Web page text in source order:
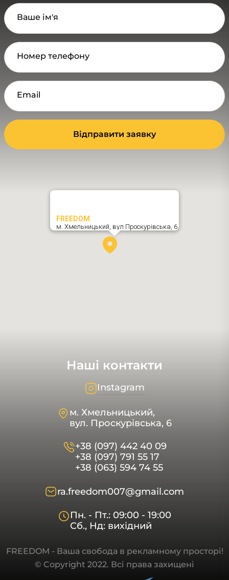
Ваше ім'я
Номер телефону
Email
Відправити заявку
Наші контакти
Instagram
м. Хмельницький,
вул. Проскурівська, 6
+38 (097) 442 40 09
+38 (097) 791 55 17
+38 (063) 594 74 55
ra.freedom007@gmail.com
Пн. - Пт.: 09:00 - 19:00
Сб., Нд: вихідний
FREEDOM
м. Хмельницький, вул Проскурівська, 6,
FREEDOM - Ваша свобода в рекламному просторі!
© Copyright 2022. Всі права захищені